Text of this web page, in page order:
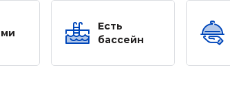
Есть
бассейн